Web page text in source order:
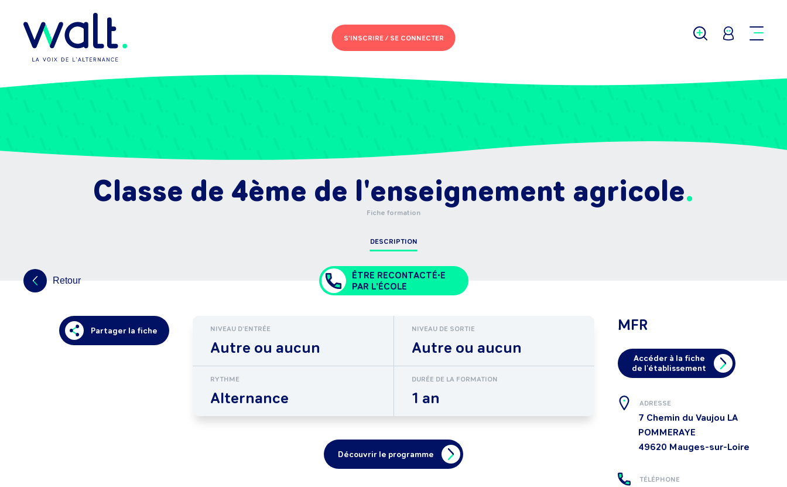
S'INSCRIRE /SE CONNECTER
Classe de 4ème de l'enseignement agricole
Fiche formation
DESCRIPTION
ÊTRE RECONTACTÉ•E
PAR L'ÉCOLE
Retour
Partager la fiche NIVEAU D'ENTRÉE
Autre ou aucun
NIVEAU DE SORTIE
Autre ou aucun
RYTHME
Alternance
DURÉE DE LA FORMATION
1 an
Découvrir le programme
MFR
Accéder à la fiche
de l'établissement
ADRESSE
7 Chemin du Vaujou LA
POMMERAYE
49620 Mauges-sur-Loire
TÉLÉPHONE